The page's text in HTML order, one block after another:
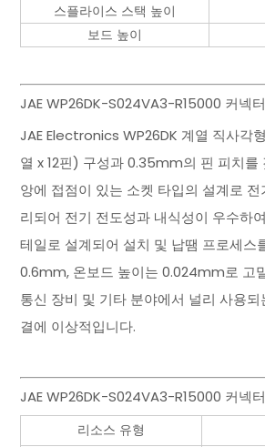
스플라이스 스택 높이
보드 높이
JAE WP26DK-S024VA3-R15000 커넥
JAE Electronics WP26DK 계열 직사각
열 x 12핀) 구성과 0.35mm의 핀 피치를
앙에 접점이 있는 소켓 타입의 설계로
리되어 전기 전도성과 내식성이 우수하
테일로 설계되어 설치 및 납땜 프로세스
0.6mm, 온보드 높이는 0.024mm로 고
통신 장비 및 기타 분야에서 널리 사용
결에 이상적입니다.
JAE WP26DK-S024VA3-R15000 커넥
리소스 유형